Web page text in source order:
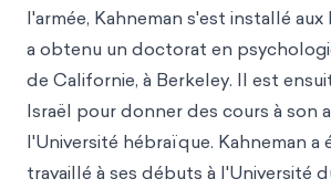
l'armée, Kahneman s'est installé aux
a obtenu un doctorat en
de Californie, à Berkeley. Il est
Israël pour donner des cours à son
l'Université hébraïque. Kahneman a
travaillé à ses débuts à l'Université